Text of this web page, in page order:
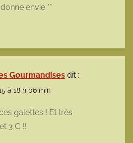
envie **
Gourmandises dit :
à 18 h 06 min
galettes ! Et très
3 C !!